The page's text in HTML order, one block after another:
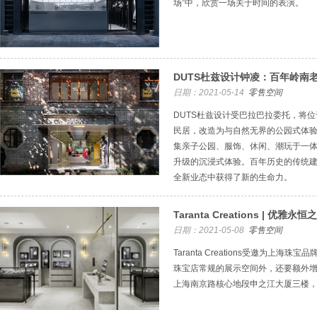
场”中，欣赏一场关于时间的表演。
DUTS杜兹设计钟凌：百年岭南
日期：2021-05-14 零售空间
DUTS杜兹设计受巴拉巴拉委托，将
民居，改造为与自然无界的公园式体
集亲子公园、服饰、休闲、潮玩于一
升级的沉浸式体验。百年历史的传统
全新业态中获得了新的生命力。
Taranta Creations | 优雅永恒
日期：2021-05-08 零售空间
Taranta Creations受邀为上海珠宝品
珠宝店常规的展示空间外，还要额外
上海南京路核心地段申之江大厦三楼